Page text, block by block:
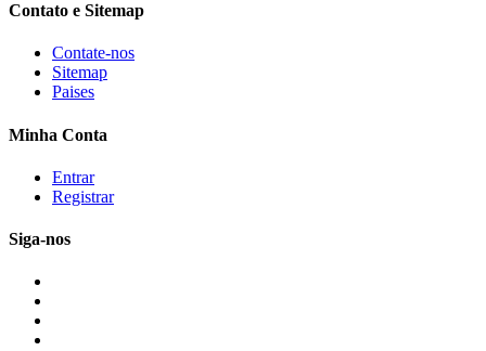
Contato e Sitemap
Contate-nos
Sitemap
Paises
Minha Conta
Entrar
Registrar
Siga-nos